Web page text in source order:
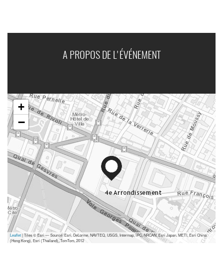
A PROPOS DE L'ÉVÉNEMENT
+
−
Leaflet| Tiles © Esri — Source: Esri, DeLorme, NAVTEQ, USGS, Intermap, iPC, NRCAN, Esri Japan, METI, Esri China
(Hong Kong), Esri (Thailand), TomTom, 2012